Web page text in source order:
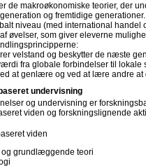
de makroøkonomiske teorier, der
og fremtidige
niveau (med international
øvelser, som giver eleverne
velstand og beskytter de næste
fra globale forbindelser til lokale
at genlære og ved at lære andre at
undervisning
og undervisning er
viden og forskningslignende
viden
og grundlæggende teori